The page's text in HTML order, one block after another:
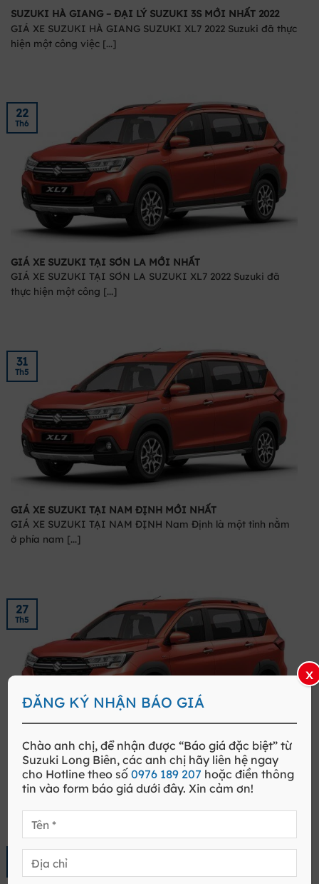
SUZUKI HÀ GIANG – ĐẠI LÝ SUZUKI 3S MỚI NHẤT 2022
GIÁ XE SUZUKI HÀ GIANG SUZUKI XL7 2022 Suzuki đã thực
hiện một công việc [...]
GIÁ XE SUZUKI TẠI SƠN LA MỚI NHẤT
GIÁ XE SUZUKI TẠI SƠN LA SUZUKI XL7 2022 Suzuki đã
thực hiện một công [...]
22
Th6
GIÁ XE SUZUKI TẠI NAM ĐỊNH MỚI NHẤT
GIÁ XE SUZUKI TẠI NAM ĐỊNH Nam Định là một tỉnh nằm
ở phía nam [...]
31
Th5
GIÁ XE SUZUKI TẠI QUẢNG NINH MỚI NHẤT
GIÁ XE SUZUKI TẠI QUẢNG NINH Quảng Ninh là một tỉnh
ven biển thuộc vùng [...]
27
Th5
ĐĂNG KÝ NHẬN BÁO GIÁ
Chào anh chị, để nhận được“Báo giá đặc biệt” từ
Suzuki Long Biên, các anh chị hãy liên hệ ngay
cho Hotline theo số0976 189 207 hoặc điền thông
tin vào form báo giá dưới đây. Xin cảm ơn!
x